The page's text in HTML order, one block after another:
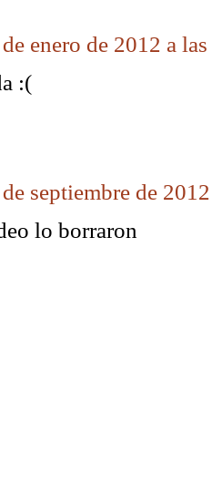
enero de 2012 a
:(
septiembre de
lo borraron